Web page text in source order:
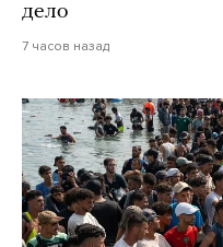
дело
7 часов назад